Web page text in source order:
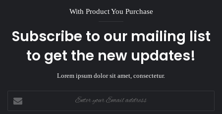
With Product You Purchase
Subscribe to our mailing list
to get the new updates!
Lorem ipsum dolor sit amet, consectetur.
your